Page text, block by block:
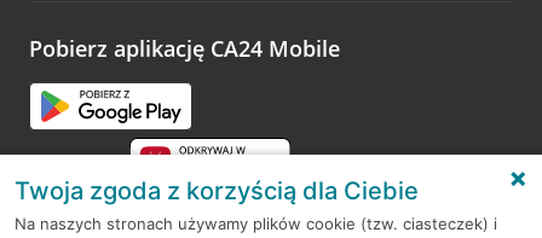
opinie.
Pobierz aplikację CA24 Mobile
Twoja zgoda z korzyścią dla Ciebie
Na naszych stronach używamy plików cookie (tzw. ciasteczek) i